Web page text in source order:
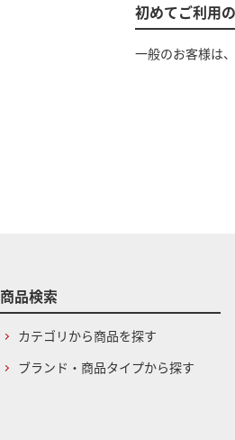
初めてご利用
一般のお客様は
商品検索
カテゴリから商品を探す
ブランド・商品タイプから探す